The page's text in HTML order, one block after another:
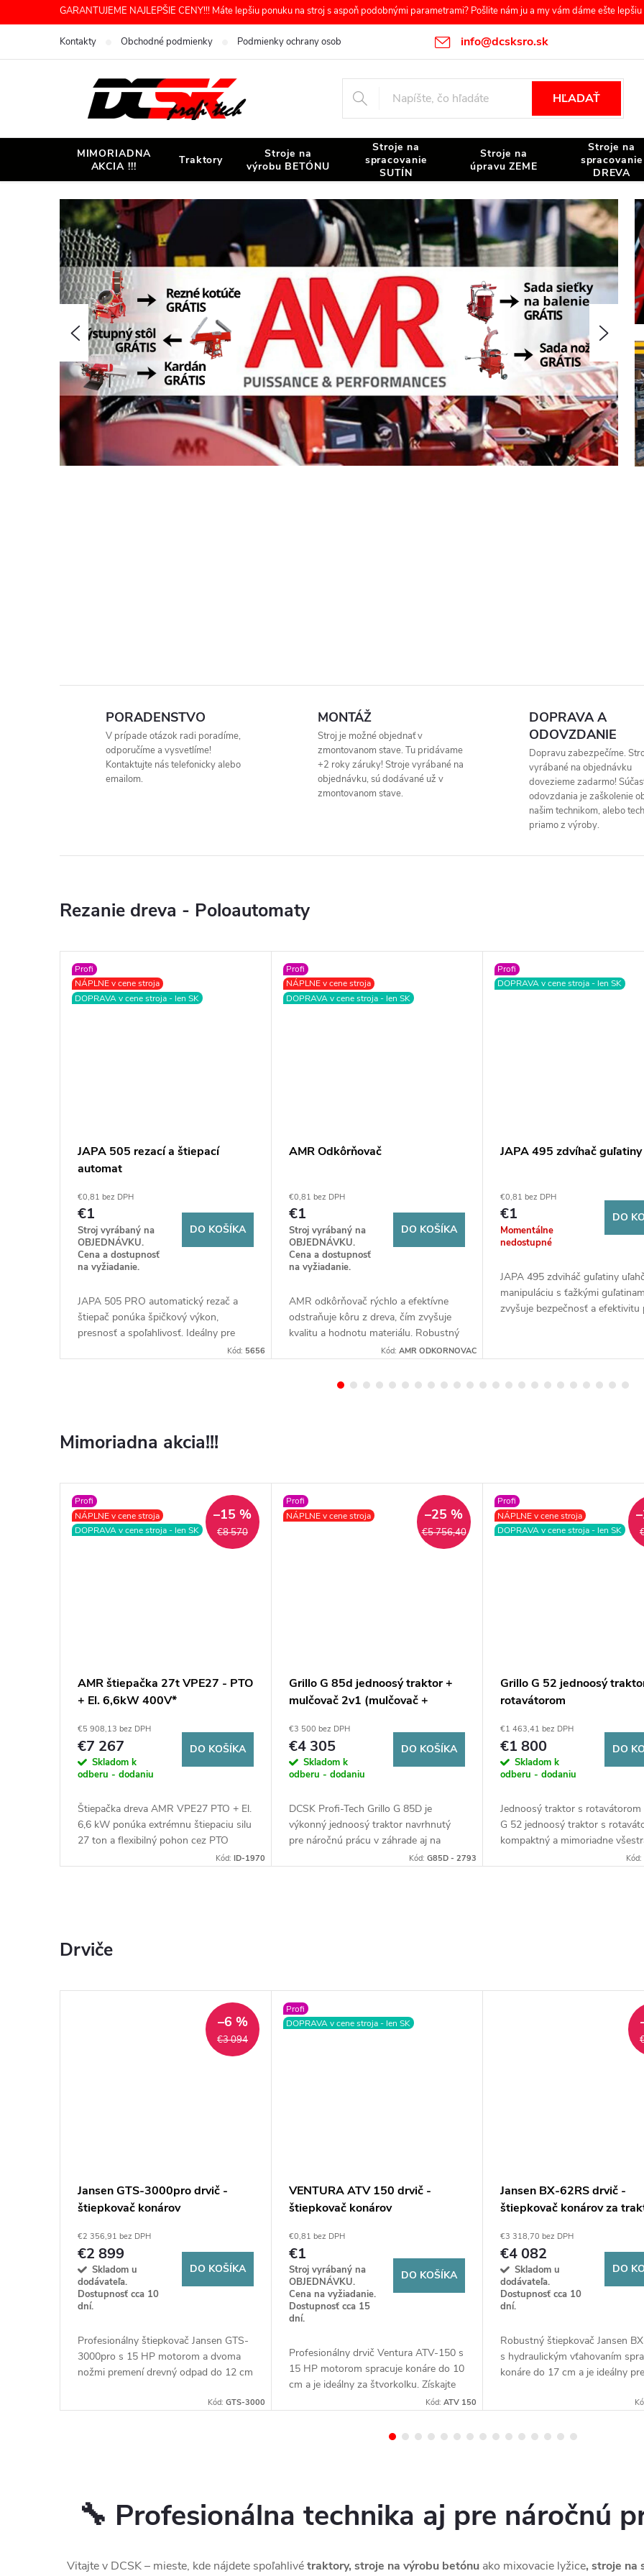
na
GARANTUJEME NAJLEPŠIE CENY!!! Máte lepšiu ponuku na stroj s aspoň podobnými parametrami? Pošlite nám ju a my vám dáme ešte lepšiu
info@dcsksro.sk
Kontakty Obchodné podmienky Podmienky ochrany osobných údajov Reklamačné podmienky Odstúpenie od zmluvy
HĽADAŤ
MIMORIADNA
AKCIA !!!
Traktory
Stroje na
výrobu BETÓNU
Stroje na
spracovanie
SUTÍN
Stroje na
úpravu ZEME
Stroje na
spracovanie
DREVA
Predchádzajúce
PORADENSTVO
V prípade otázok radi poradíme,
odporučíme a vysvetlíme!
Kontaktujte nás telefonicky alebo
emailom.
MONTÁŽ
Stroj je možné objednať v
zmontovanom stave. Tu pridávame
+2 roky záruky! Stroje vyrábané na
objednávku, sú dodávané už v
zmontovanom stave.
DOPRAVA A
ODOVZDANIE
Dopravu zabezpečíme.
vyrábané na objednávku
dovezieme zadarmo!
odovzdania je zaškolenie
našim technikom, alebo
priamo z výroby.
Rezanie dreva - Poloautomaty
Profi
NÁPLNE v cene stroja
DOPRAVA v cene stroja - len SK
JAPA 505 rezací a štiepací
automat
€0,81 bez DPH
€1
Stroj vyrábaný na
OBJEDNÁVKU.
Cena a dostupnosť
na vyžiadanie.
DO KOŠÍKA
JAPA 505 PRO automatický rezač a
štiepač ponúka špičkový výkon,
presnosť a spoľahlivosť. Ideálny pre
profesionálov, ktorí chcú maximalizovať
Kód: 5656
Profi
NÁPLNE v cene stroja
DOPRAVA v cene stroja - len SK
AMR Odkôrňovač
€0,81 bez DPH
€1
Stroj vyrábaný na
OBJEDNÁVKU.
Cena a dostupnosť
na vyžiadanie.
DO KOŠÍKA
AMR odkôrňovač rýchlo a efektívne
odstraňuje kôru z dreva, čím zvyšuje
kvalitu a hodnotu materiálu. Robustný
a spoľahlivý stroj pre profesionálov,
spracovaní dreva.
Kód: AMR ODKORNOVAC
Profi
DOPRAVA v cene stroja - len SK
JAPA 495 zdvíhač guľatiny
€0,81 bez DPH
€1
Momentálne
nedostupné
DO
JAPA 495 zdviháč guľatiny
manipuláciu s ťažkými
zvyšuje bezpečnosť a efektivitu
rýchlo a bez námahy.
Mimoriadna akcia!!!
Profi
NÁPLNE v cene stroja
DOPRAVA v cene stroja - len SK
€8 570
–15 %
AMR štiepačka 27t VPE27 - PTO
+ El. 6,6kW 400V*
€5 908,13 bez DPH
€7 267
Skladom k
odberu - dodaniu
DO KOŠÍKA
Štiepačka dreva AMR VPE27 PTO + El.
6,6 kW ponúka extrémnu štiepaciu silu
27 ton a flexibilný pohon cez PTO
alebo 400 V elektromotor. Robustná
Kód: ID-1970
Profi
NÁPLNE v cene stroja
€5 756,40
–25 %
Grillo G 85d jednoosý traktor +
mulčovač 2v1 (mulčovač +
€3 500 bez DPH
€4 305
Skladom k
odberu - dodaniu
DO KOŠÍKA
DCSK Profi-Tech Grillo G 85D je
výkonný jednoosý traktor navrhnutý
pre náročnú prácu v záhrade aj na
pozemku. Uzávierka diferenciálu,
Kód: G85D - 2793
Profi
NÁPLNE v cene stroja
DOPRAVA v cene stroja - len SK
Grillo G 52 jednoosý
rotavátorom
€1 463,41 bez DPH
€1 800
Skladom k
odberu - dodaniu
DO
Jednoosý traktor s rotavátorom
G 52 jednoosý traktor s
kompaktný a mimoriadne
pomocník do záhrady.
Kód:
Drviče
€3 094
–6 %
Jansen GTS-3000pro drvič -
štiepkovač konárov
€2 356,91 bez DPH
€2 899
Skladom u
dodávateľa.
Dostupnosť cca 10
dní.
DO KOŠÍKA
Profesionálny štiepkovač Jansen GTS-
3000pro s 15 HP motorom a dvoma
nožmi premení drevný odpad do 12 cm
robustná konštrukcia zaistia bleskové
Kód: GTS-3000
Profi
DOPRAVA v cene stroja - len SK
VENTURA ATV 150 drvič -
štiepkovač konárov
€0,81 bez DPH
€1
Stroj vyrábaný na
OBJEDNÁVKU.
Cena na vyžiadanie.
Dostupnosť cca 15
dní.
DO KOŠÍKA
Profesionálny drvič Ventura ATV-150 s
15 HP motorom spracuje konáre do 10
cm a je ideálny za štvorkolku. Získajte
vysoký výkon a mobilitu priamo v
Kód: ATV 150
Jansen BX-62RS drvič -
štiepkovač konárov za
€3 318,70 bez DPH
€4 082
Skladom u
dodávateľa.
Dostupnosť cca 10
dní.
DO
Robustný štiepkovač Jansen
s hydraulickým vťahovaním
konáre do 17 cm a je ideálny pre
nezastaviteľný stroj pre vašu
🔧 Profesionálna technika aj pre náročnú
Vitajte v DCSK – mieste, kde nájdete spoľahlivétraktory, stroje na výrobu betónu ako mixovacie lyžice, stroje na